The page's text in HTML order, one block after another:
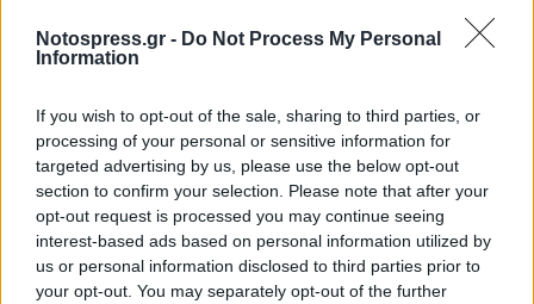
Notospress.gr - Do Not Process My Personal
Information
If you wish to opt-out of the sale, sharing to third parties, or
processing of your personal or sensitive information for
targeted advertising by us, please use the below opt-out
section to confirm your selection. Please note that after your
opt-out request is processed you may continue seeing
interest-based ads based on personal information utilized by
us or personal information disclosed to third parties prior to
your opt-out. You may separately opt-out of the further
11,84%
238 ψήφοι
2 έδρες
Δούκας Πέτρος ΣΠΑΡΤΗ ΔΗΜΟΣ ΠΟΥ ΜΑΣ ΑΞΙΖΕΙ
5,42%
024 ψήφοι